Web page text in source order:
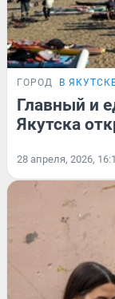
ГОРОД В
Главный и
Якутска
28 апреля, 2026,